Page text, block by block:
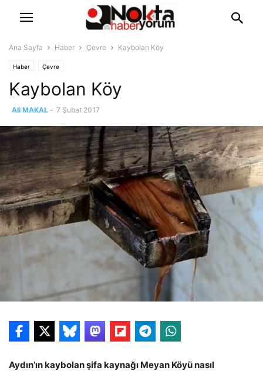
Ana Sayfa Haber Çevre Kaybolan Köy
Haber Çevre
Kaybolan Köy
Ali MAKAL - 7 Şubat 2017
Aydın’ın kaybolan şifa kaynağı Meyan Köyü nasıl